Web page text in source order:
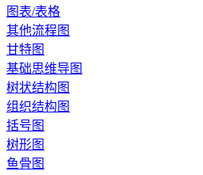
图表/表格
其他流程图
甘特图
基础思维导图
树状结构图
组织结构图
括号图
树形图
鱼骨图